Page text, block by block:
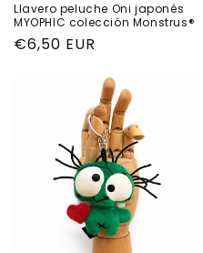
Llavero peluche Oni japonés
MYOPHIC colección Monstrus®
Precio
€6,50 EUR